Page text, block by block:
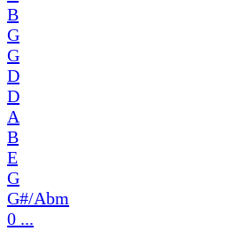
B
G
G
D
D
A
B
E
G
G#/Abm
0 ...